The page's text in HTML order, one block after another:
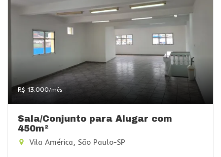
R$ 13.000/mês
Sala/Conjunto para Alugar com
450m²
Vila América, São Paulo-SP